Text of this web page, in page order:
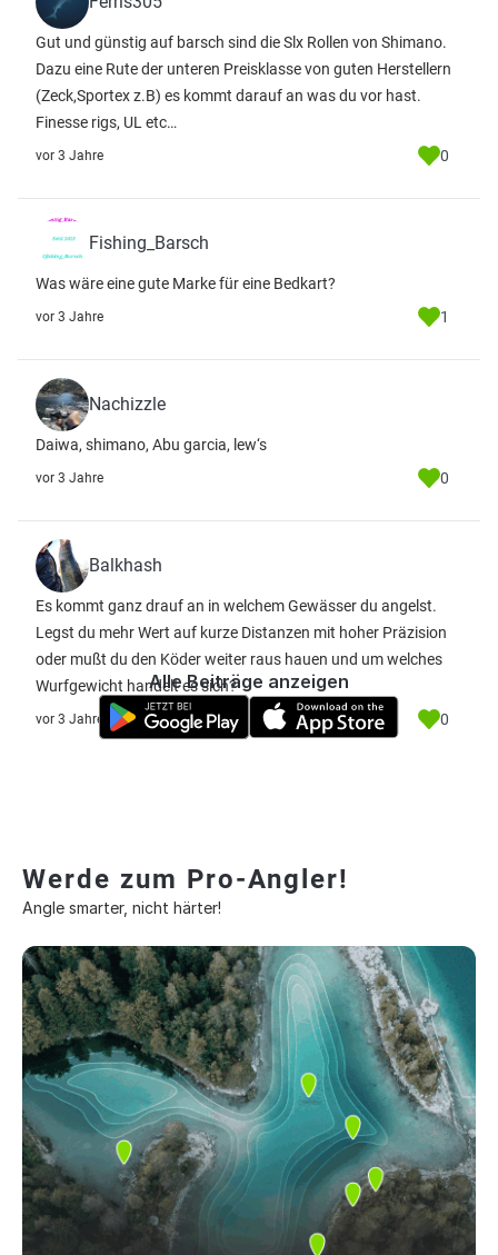
Gut und günstig auf barsch sind die Slx Rollen von Shimano.
Dazu eine Rute der unteren Preisklasse von guten Herstellern
(Zeck,Sportex z.B) es kommt darauf an was du vor hast.
Finesse rigs, UL etc…
vor 3 Jahre 0
Fishing_Barsch
Was wäre eine gute Marke für eine Bedkart?
vor 3 Jahre 1
Nachizzle
Daiwa, shimano, Abu garcia, lew‘s
vor 3 Jahre 0
Balkhash
Es kommt ganz drauf an in welchem Gewässer du angelst.
Legst du mehr Wert auf kurze Distanzen mit hoher Präzision
oder mußt du den Köder weiter raus hauen und um welches
Wurfgewicht handelt es sich?
vor 3 Jahre 0
Alle Beiträge anzeigen
Werde zum Pro-Angler!
Angle smarter, nicht härter!